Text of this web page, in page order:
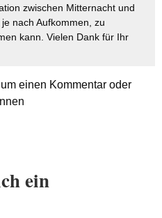
zwischen Mitternacht und
nach Aufkommen, zu
kann. Vielen Dank für Ihr
einen Kommentar oder
ein